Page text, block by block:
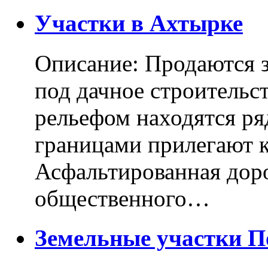
Участки в Ахтырке
Описание: Продаются
под дачное
рельефом находятся
границами прилегают
Асфальтированная
общественного…
Земельные участки